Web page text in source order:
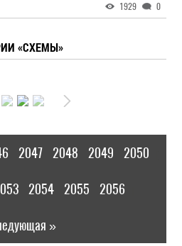
1929 0
«СХЕМЫ»
2047 2048 2049 2050
2054 2055 2056
»